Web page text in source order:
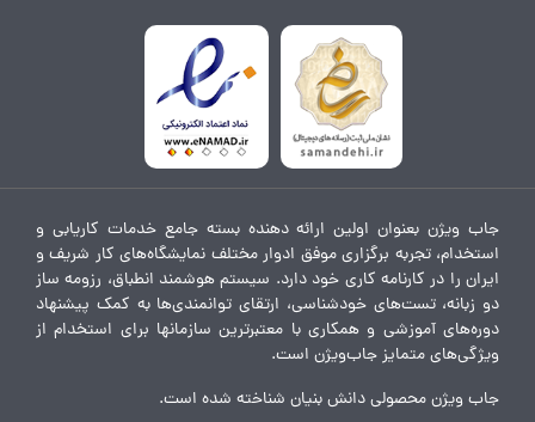
جاب ویژن بعنوان اولین ارائه دهنده بسته جامع خدمات کاریابی و
استخدام، تجربه برگزاری موفق ادوار مختلف نمایشگاه‌های کار شریف و
ایران را در کارنامه کاری خود دارد. سیستم هوشمند انطباق، رزومه ساز
دو زبانه، تست‌های خودشناسی، ارتقای توانمندی‌ها به کمک پیشنهاد
دوره‌های آموزشی و همکاری با معتبرترین سازمانها برای استخدام از
ویژگی‌های متمایز جاب‌ویژن است.
جاب ویژن محصولی دانش بنیان شناخته شده است.